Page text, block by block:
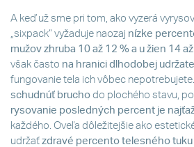
A keď už sme pri tom, ako vyzerá
„sixpack“ vyžaduje naozaj nízke
mužov zhruba 10 až 12 % a u žien 14
však často na hranici dlhodobej
fungovanie tela ich vôbec
schudnúť brucho do plochého stavu,
rysovanie posledných percent je
každého. Oveľa dôležitejšie ako
udržať zdravé percento telesného tuku